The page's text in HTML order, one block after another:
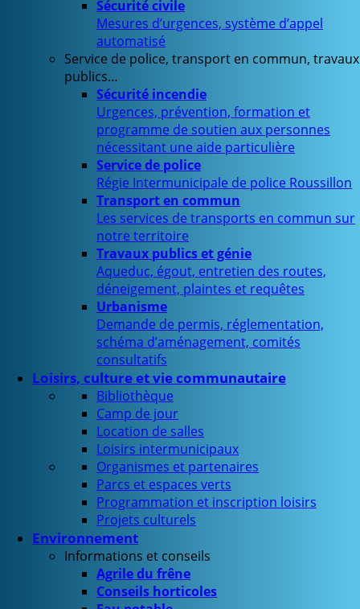
Sécurité civile
Mesures d’urgences, système d’appel
automatisé
Service de police, transport en commun, travaux
publics…
Sécurité incendie
Urgences, prévention, formation et
programme de soutien aux personnes
nécessitant une aide particulière
Service de police
Régie Intermunicipale de police Roussillon
Transport en commun
Les services de transports en commun sur
notre territoire
Travaux publics et génie
Aqueduc, égout, entretien des routes,
déneigement, plaintes et requêtes
Urbanisme
Demande de permis, réglementation,
schéma d’aménagement, comités
consultatifs
Loisirs, culture et vie communautaire
Bibliothèque
Camp de jour
Location de salles
Loisirs intermunicipaux
Organismes et partenaires
Parcs et espaces verts
Programmation et inscription loisirs
Projets culturels
Environnement
Informations et conseils
Agrile du frêne
Conseils horticoles